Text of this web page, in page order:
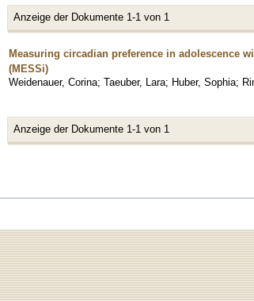
Anzeige der Dokumente 1-1 von 1
Measuring circadian preference in adolescence
(MESSi)
Weidenauer, Corina; Taeuber, Lara; Huber, Sophia;
Anzeige der Dokumente 1-1 von 1